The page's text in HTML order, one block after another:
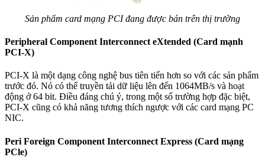
Sản phẩm card mạng PCI đang được bán trên thị trường
Peripheral Component Interconnect eXtended (Card mạnh
PCI-X)
PCI-X là một dạng công nghệ bus tiên tiến hơn so với các sản phẩm
trước đó. Nó có thể truyền tải dữ liệu lên đến 1064MB/s và hoạt
động ở 64 bit. Điều đáng chú ý, trong một số trường hợp đặc biệt,
PCI-X cũng có khả năng tương thích ngược với các card mạng PC
NIC.
Peri Foreign Component Interconnect Express (Card mạng
PCle)